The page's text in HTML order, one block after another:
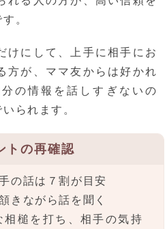
。
けにして、上手に相手にお
方が、ママ友からは好かれ
の情報を話しすぎないの
られます。
トの再確認
の話は７割が目安
きながら話を聞く
槌を打ち、相手の気持